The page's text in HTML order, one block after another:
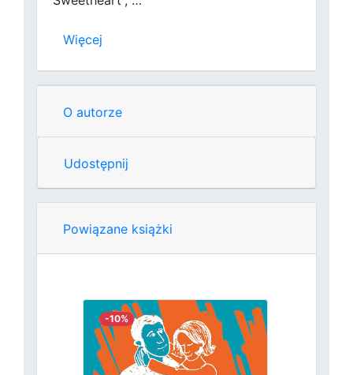
Więcej
O autorze
Udostępnij
Powiązane książki
-10%